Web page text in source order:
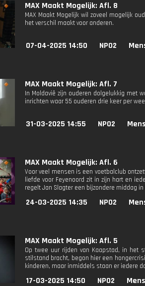
MAX Maakt Mogelijk: Afl. 8
MAX Maakt Mogelijk wil zoveel mogelijk
het verschil maakt voor anderen.
07-04-2025 14:50 NPO2
MAX Maakt Mogelijk: Afl. 7
In Moldavië zijn ouderen dolgelukkig met
inrichten waar 55 ouderen drie keer per
31-03-2025 14:55 NPO2
MAX Maakt Mogelijk: Afl. 6
Voor veel mensen is een voetbalclub
liefde voor Feyenoord zit in zijn hart en
regelt Jan Slagter een bijzondere middag
24-03-2025 14:35 NPO2
MAX Maakt Mogelijk: Afl. 5
Op twee uur rijden van Kaapstad, in het
stilstand bracht, begon hier een
kinderen, maar inmiddels staan er iedere
17-03-2025 14:50 NPO2